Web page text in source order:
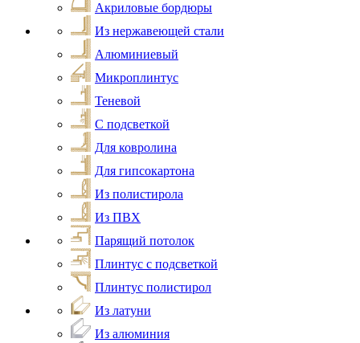
Акриловые бордюры
Из нержавеющей стали
Алюминиевый
Микроплинтус
Теневой
С подсветкой
Для ковролина
Для гипсокартона
Из полистирола
Из ПВХ
Парящий потолок
Плинтус с подсветкой
Плинтус полистирол
Из латуни
Из алюминия